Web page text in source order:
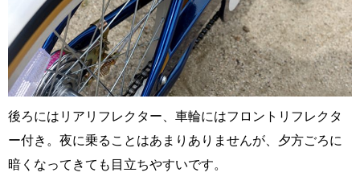
後ろにはリアリフレクター、車輪にはフロントリフレクタ
ー付き。夜に乗ることはあまりありませんが、夕方ごろに
暗くなってきても目立ちやすいです。